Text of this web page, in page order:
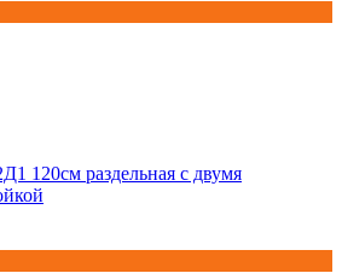
120см раздельная с двумя